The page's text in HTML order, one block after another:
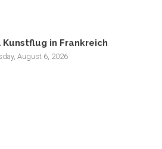
Kunstflug in Frankreich
August 6, 2026